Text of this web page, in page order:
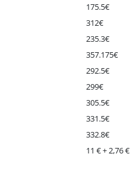
175.5€
312€
235.3€
357.175€
292.5€
299€
305.5€
331.5€
332.8€
11 € + 2,76 €